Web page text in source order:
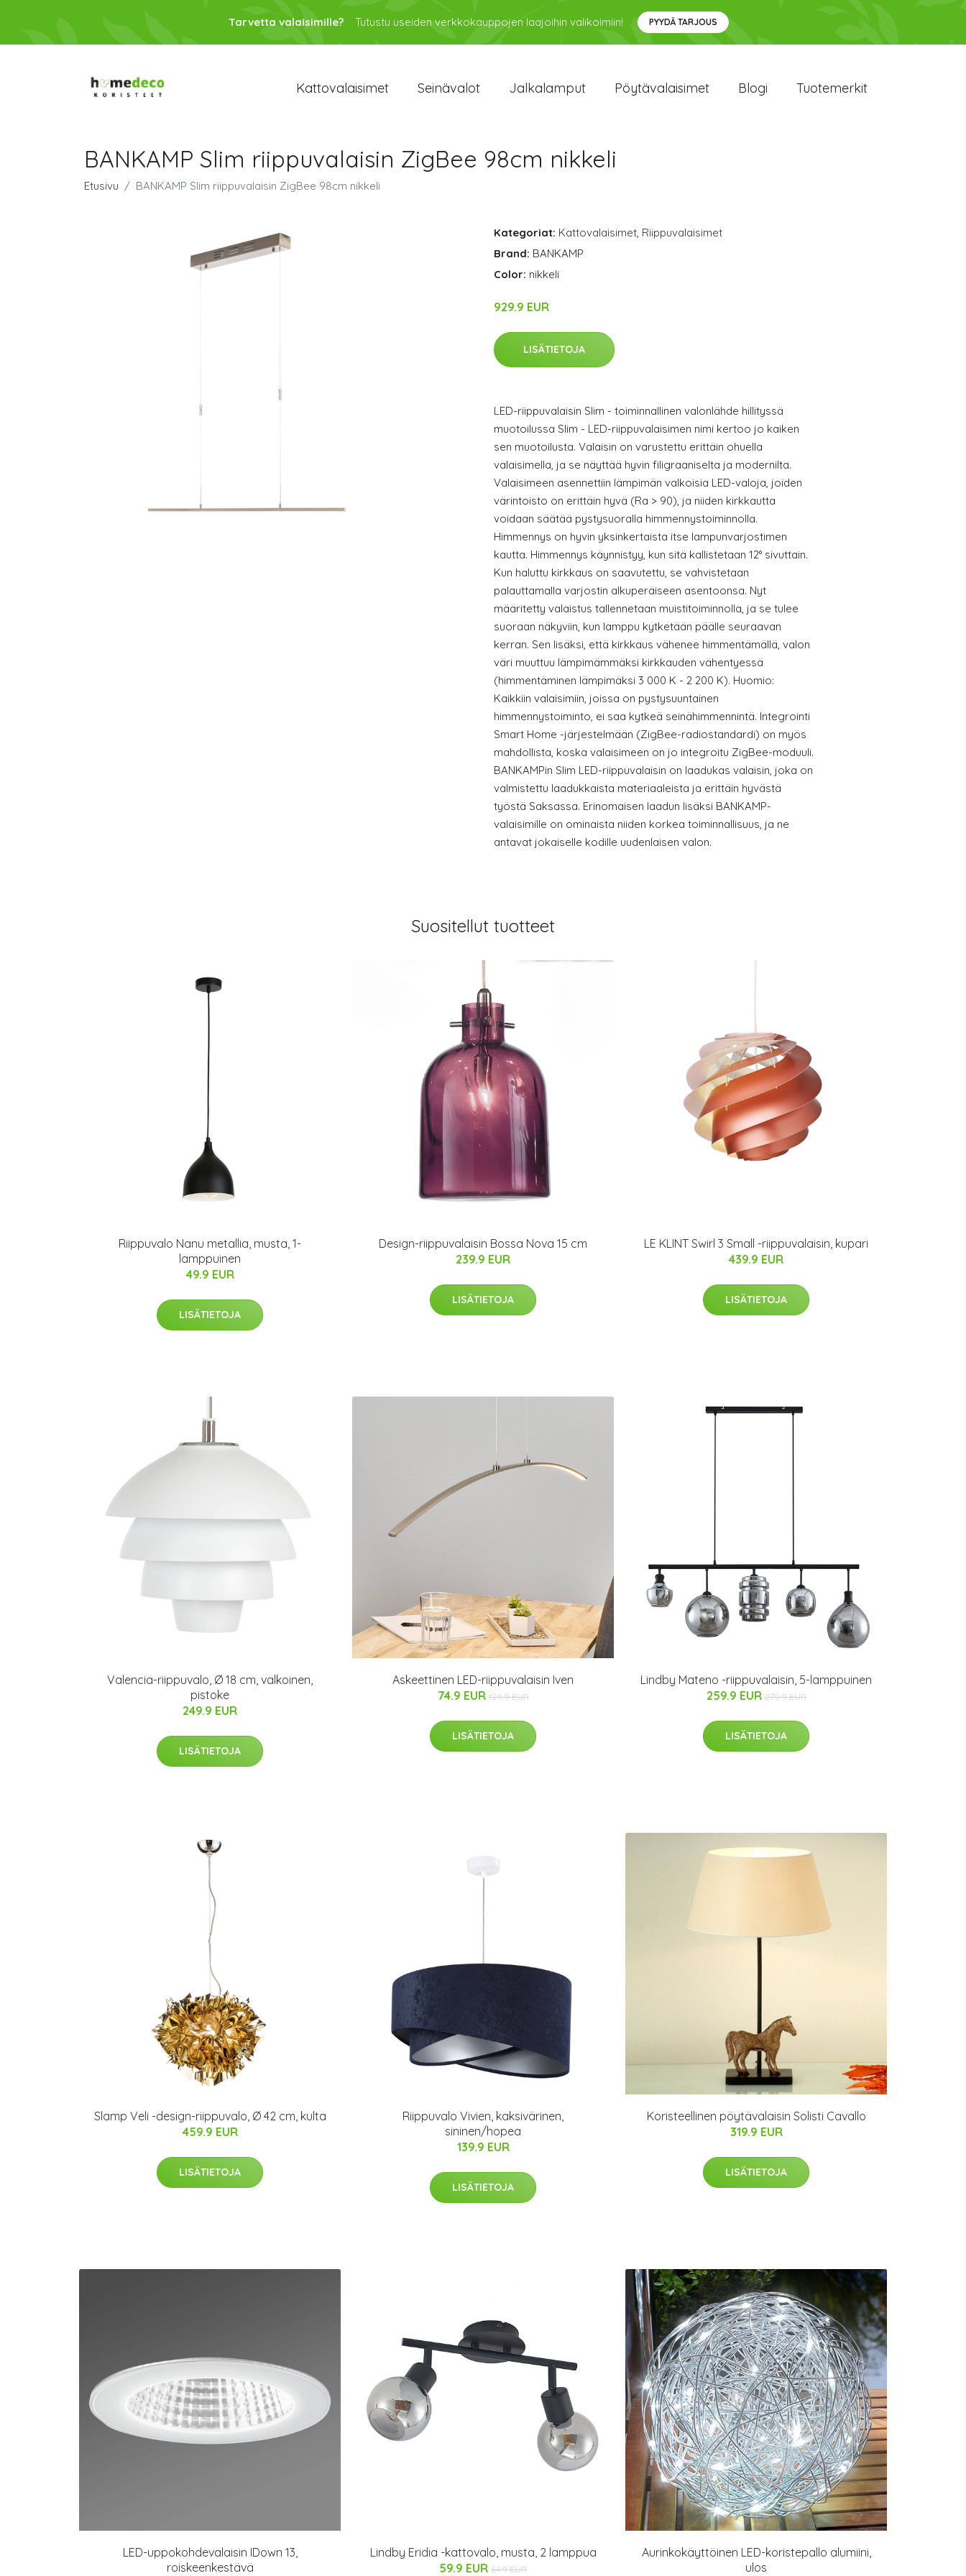
Tarvetta valaisimille? Tutustu useiden verkkokauppojen laajoihin valikoimiin! PYYDÄ TARJOUS
Kattovalaisimet Seinävalot Jalkalamput Pöytävalaisimet Blogi Tuotemerkit
BANKAMP Slim riippuvalaisin ZigBee 98cm nikkeli
Etusivu BANKAMP Slim riippuvalaisin ZigBee 98cm nikkeli
Kategoriat: Kattovalaisimet, Riippuvalaisimet
Brand: BANKAMP
Color: nikkeli
929.9 EUR
LISÄTIETOJA
LED-riippuvalaisin Slim - toiminnallinen valonlähde hillityssä
muotoilussa Slim - LED-riippuvalaisimen nimi kertoo jo kaiken
sen muotoilusta. Valaisin on varustettu erittäin ohuella
valaisimella, ja se näyttää hyvin filigraaniselta ja modernilta.
Valaisimeen asennettiin lämpimän valkoisia LED-valoja, joiden
värintoisto on erittäin hyvä (Ra > 90), ja niiden kirkkautta
voidaan säätää pystysuoralla himmennystoiminnolla.
Himmennys on hyvin yksinkertaista itse lampunvarjostimen
kautta. Himmennys käynnistyy, kun sitä kallistetaan 12° sivuttain.
Kun haluttu kirkkaus on saavutettu, se vahvistetaan
palauttamalla varjostin alkuperäiseen asentoonsa. Nyt
määritetty valaistus tallennetaan muistitoiminnolla, ja se tulee
suoraan näkyviin, kun lamppu kytketään päälle seuraavan
kerran. Sen lisäksi, että kirkkaus vähenee himmentämällä, valon
väri muuttuu lämpimämmäksi kirkkauden vähentyessä
(himmentäminen lämpimäksi 3 000 K - 2 200 K). Huomio:
Kaikkiin valaisimiin, joissa on pystysuuntainen
himmennystoiminto, ei saa kytkeä seinähimmennintä. Integrointi
Smart Home -järjestelmään (ZigBee-radiostandardi) on myös
mahdollista, koska valaisimeen on jo integroitu ZigBee-moduuli.
BANKAMPin Slim LED-riippuvalaisin on laadukas valaisin, joka on
valmistettu laadukkaista materiaaleista ja erittäin hyvästä
työstä Saksassa. Erinomaisen laadun lisäksi BANKAMP-
valaisimille on ominaista niiden korkea toiminnallisuus, ja ne
antavat jokaiselle kodille uudenlaisen valon.
Suositellut tuotteet
Riippuvalo Nanu metallia, musta, 1-
lamppuinen
49.9 EUR
LISÄTIETOJA
Design-riippuvalaisin Bossa Nova 15 cm
239.9 EUR
LISÄTIETOJA
LE KLINT Swirl 3 Small -riippuvalaisin, kupari
439.9 EUR
LISÄTIETOJA
Valencia-riippuvalo, Ø 18 cm, valkoinen,
pistoke
249.9 EUR
LISÄTIETOJA
Askeettinen LED-riippuvalaisin Iven
74.9 EUR 129.9 EUR
LISÄTIETOJA
Lindby Mateno -riippuvalaisin, 5-lamppuinen
259.9 EUR 279.9 EUR
LISÄTIETOJA
Slamp Veli -design-riippuvalo, Ø 42 cm, kulta
459.9 EUR
LISÄTIETOJA
Riippuvalo Vivien, kaksivärinen,
sininen/hopea
139.9 EUR
LISÄTIETOJA
Koristeellinen pöytävalaisin Solisti Cavallo
319.9 EUR
LISÄTIETOJA
LED-uppokohdevalaisin IDown 13,
roiskeenkestävä
Lindby Eridia -kattovalo, musta, 2 lamppua
59.9 EUR 64.9 EUR
Aurinkokäyttöinen LED-koristepallo alumiini,
ulos